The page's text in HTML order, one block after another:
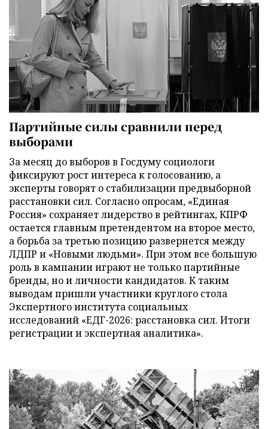
Партийные силы сравнили перед
выборами
За месяц до выборов в Госдуму социологи
фиксируют рост интереса к голосованию, а
эксперты говорят о стабилизации предвыборной
расстановки сил. Согласно опросам, «Единая
Россия» сохраняет лидерство в рейтингах, КПРФ
остается главным претендентом на второе место,
а борьба за третью позицию развернется между
ЛДПР и «Новыми людьми». При этом все большую
роль в кампании играют не только партийные
бренды, но и личности кандидатов. К таким
выводам пришли участники круглого стола
Экспертного института социальных
исследований «ЕДГ-2026: расстановка сил. Итоги
регистрации и экспертная аналитика».